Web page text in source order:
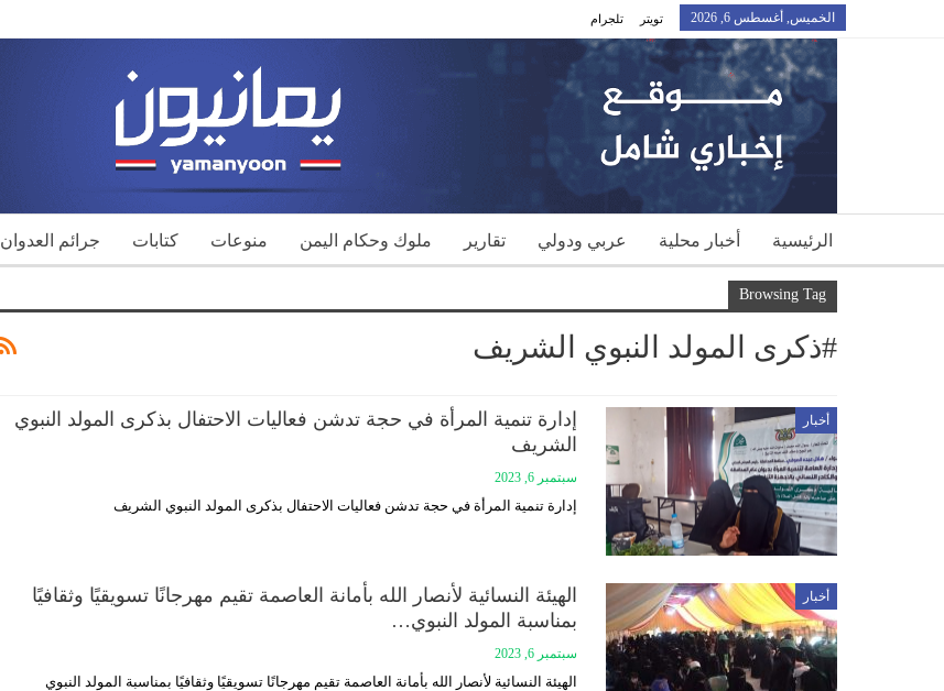
الخميس, أغسطس 6, 2026 تويتر تلجرام
الرئيسية أخبار محلية عربي ودولي تقارير ملوك وحكام اليمن منوعات كتابات جرائم العدوان
Browsing Tag
#ذكرى المولد النبوي الشريف
أخبار
إدارة تنمية المرأة في حجة تدشن فعاليات الاحتفال بذكرى المولد النبوي
الشريف
سبتمبر 6, 2023
إدارة تنمية المرأة في حجة تدشن فعاليات الاحتفال بذكرى المولد النبوي الشريف
أخبار
الهيئة النسائية لأنصار الله بأمانة العاصمة تقيم مهرجانًا تسويقيًا وثقافيًا
بمناسبة المولد النبوي…
سبتمبر 6, 2023
الهيئة النسائية لأنصار الله بأمانة العاصمة تقيم مهرجانًا تسويقيًا وثقافيًا بمناسبة المولد النبوي